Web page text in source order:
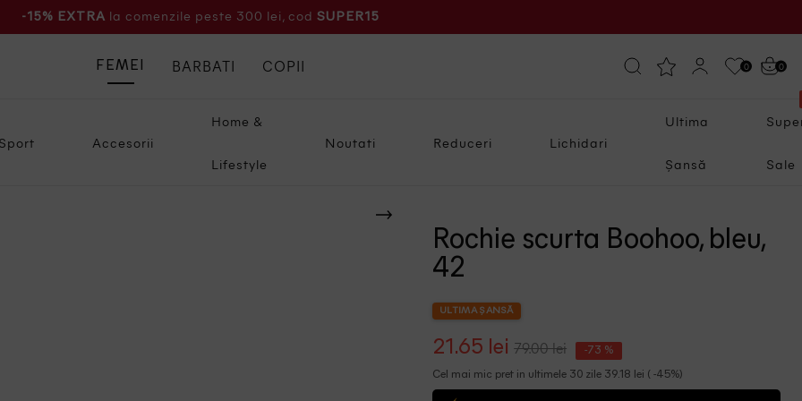
-15% EXTRA la comenzile peste 300 lei, cod SUPER15
0 0
Accesorii
Home &
Lifestyle
Noutati Reduceri Lichidari
Ultima
Șansă Sale
FEMEI BARBATI COPII
Rochie scurta Boohoo, bleu,
42
ULTIMA ȘANSĂ
21.65 lei 79.00 lei -73 %
Cel mai mic pret in ultimele 30 zile 39.18 lei ( -45%)